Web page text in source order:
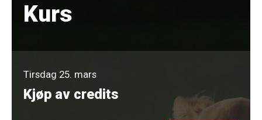
Kurs
Tirsdag 25. mars
Kjøp av credits